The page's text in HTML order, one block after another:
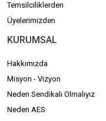
Temsilciliklerden
Üyelerimizden
KURUMSAL
Hakkımızda
Misyon - Vizyon
Neden Sendikalı Olmalıyız
Neden AES